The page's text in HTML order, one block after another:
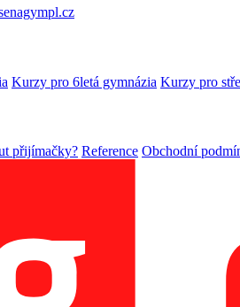
Kurzy pro 6letá gymnázia Kurzy pro
přijímačky? Reference Obchodní